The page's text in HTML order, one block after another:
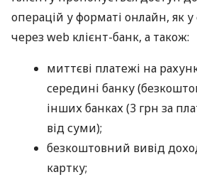
операцій у форматі онлайн, як у
через web клієнт-банк, а також:
миттєві платежі на
середині банку
інших банках (3 грн за
від суми);
безкоштовний вивід
картку;